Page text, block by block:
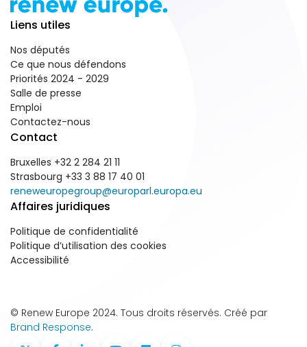
Liens utiles
Nos députés
Ce que nous défendons
Priorités 2024 - 2029
Salle de presse
Emploi
Contactez-nous
Contact
Bruxelles +32 2 284 21 11
Strasbourg +33 3 88 17 40 01
reneweuropegroup@europarl.europa.eu
Affaires juridiques
Politique de confidentialité
Politique d’utilisation des cookies
Accessibilité
© Renew Europe 2024. Tous droits réservés. Créé par
Brand Response.